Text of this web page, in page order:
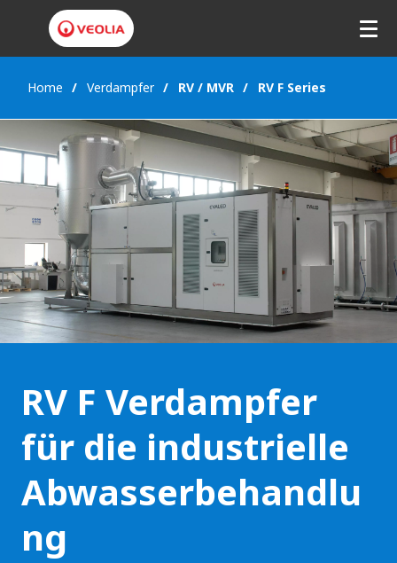
Home Verdampfer RV / MVR RV F Series
RV F Verdampfer
für die industrielle
Abwasserbehandlu
ng